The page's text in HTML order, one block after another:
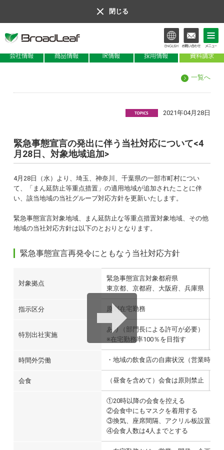
閉じる
IR情報
一覧へ
2021年04月28日
緊急事態宣言の発出に伴う当社対応について<4
月28日、対象地域追加>
4月28日（水）より、埼玉、神奈川、千葉県の一部市町村につい
て、「まん延防止等重点措置」の適用地域が追加されたことに伴
い、該当地域の当社グループ対応方針を更新いたします。
緊急事態宣言対象地域、まん延防止な等重点措置対象地域、その他
地域の当社対応方針は以下のとおりとなります。
緊急事態宣言再発令にともなう当社対応方針
対象拠点
緊急事態宣言対象都府県
東京都、京都府、大阪府、兵庫県
指示区分 原則在宅勤務
特別出社実施
あり（部門長による許可が必要）
※在宅勤務率100％を目指す
時間外労働 ・地域の飲食店の自粛状況（営業時間
会食 （昼食を含めて）会食は原則禁止
①20時以降の会食を控える
②会食中にもマスクを着用する
③換気、座席間隔、アクリル板設置な
④会食人数は4人までとする